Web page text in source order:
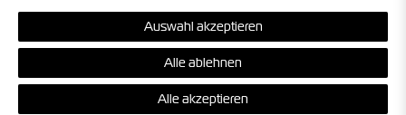
© 2026 Timo Struck und Jörg Militzer GbR. Alle Rechte vorbehalten. Alle
Preise inkl. gesetzl. MwSt. zzgl.Versandkosten, sofern nicht anders
angegeben.
powered by createyourtemplate
Auswahl akzeptieren
Alle ablehnen
Alle akzeptieren